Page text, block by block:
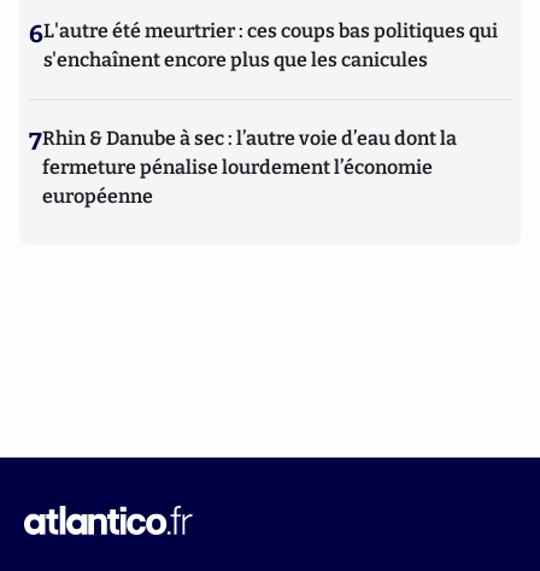
6L'autre été meurtrier : ces coups bas politiques qui
s'enchaînent encore plus que les canicules
7Rhin & Danube à sec : l’autre voie d’eau dont la
fermeture pénalise lourdement l’économie
européenne